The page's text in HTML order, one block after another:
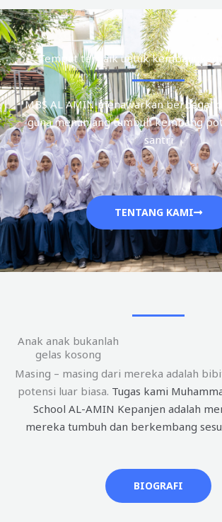
Tempat terbaik untuk
MBS AL AMIN menawarkan berbagai
guna menunjang tumbuh kembang
santri
TENTANG KAMI
Anak anak bukanlah
gelas kosong
Masing – masing dari mereka adalah
potensi luar biasa. Tugas kami
School AL-AMIN Kepanjen adalah
mereka tumbuh dan berkembang
BIOGRAFI